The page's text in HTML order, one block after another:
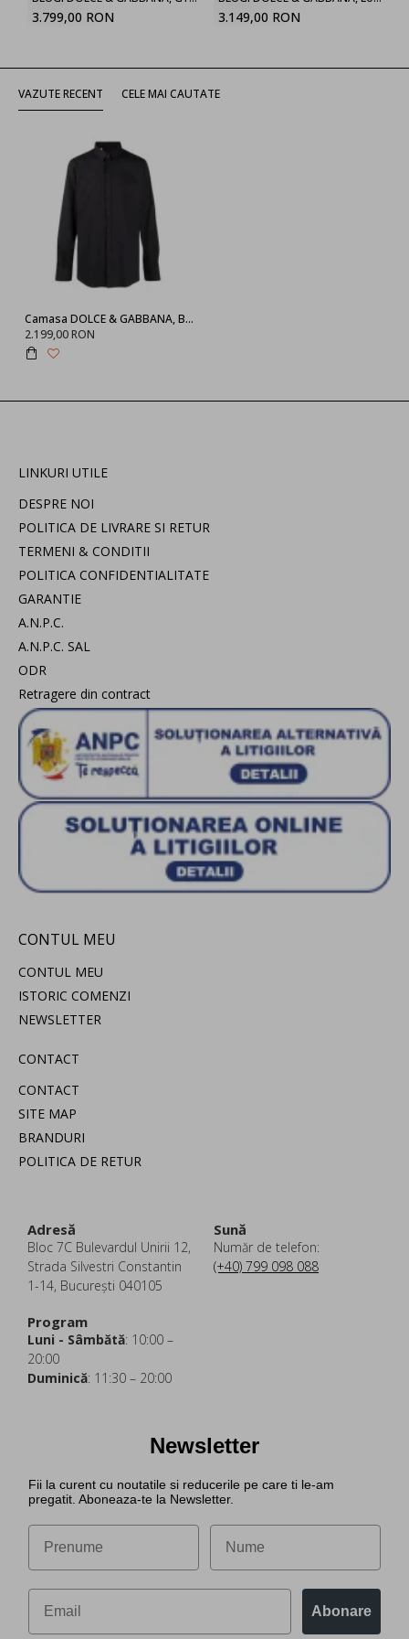
3.799,00 RON 3.149,00 RON
VAZUTE RECENT CELE MAI CAUTATE
Camasa DOLCE & GABBANA, Black Long Sleeve
2.199,00 RON
LINKURI UTILE
DESPRE NOI
POLITICA DE LIVRARE SI RETUR
TERMENI & CONDITII
POLITICA CONFIDENTIALITATE
GARANTIE
A.N.P.C.
A.N.P.C. SAL
ODR
Retragere din contract
CONTUL MEU
CONTUL MEU
ISTORIC COMENZI
NEWSLETTER
CONTACT
CONTACT
SITE MAP
BRANDURI
POLITICA DE RETUR
Adresă
Bloc 7C Bulevardul Unirii 12,
Strada Silvestri Constantin
1-14, București 040105
Sună
Număr de telefon:
(+40) 799 098 088
Program
Luni - Sâmbătă: 10:00 –
20:00
Duminică: 11:30 – 20:00
Newsletter
Fii la curent cu noutatile si reducerile pe care ti le-am
pregatit. Aboneaza-te la Newsletter.
Abonare